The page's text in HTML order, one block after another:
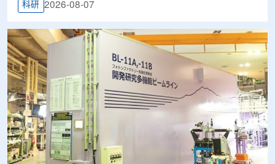
科研 2026-08-07